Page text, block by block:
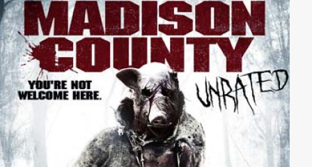
miteinander, als ein junger Hacker in einem ominösen
Unternehmen zum Vorstellungsgespräch kommt und
es bald bereuen soll, das Jobangebot ausgeschlagen
zu haben. In „Listen“ schließlich bringt ein Musikstück
seinen Hörern den Tod.